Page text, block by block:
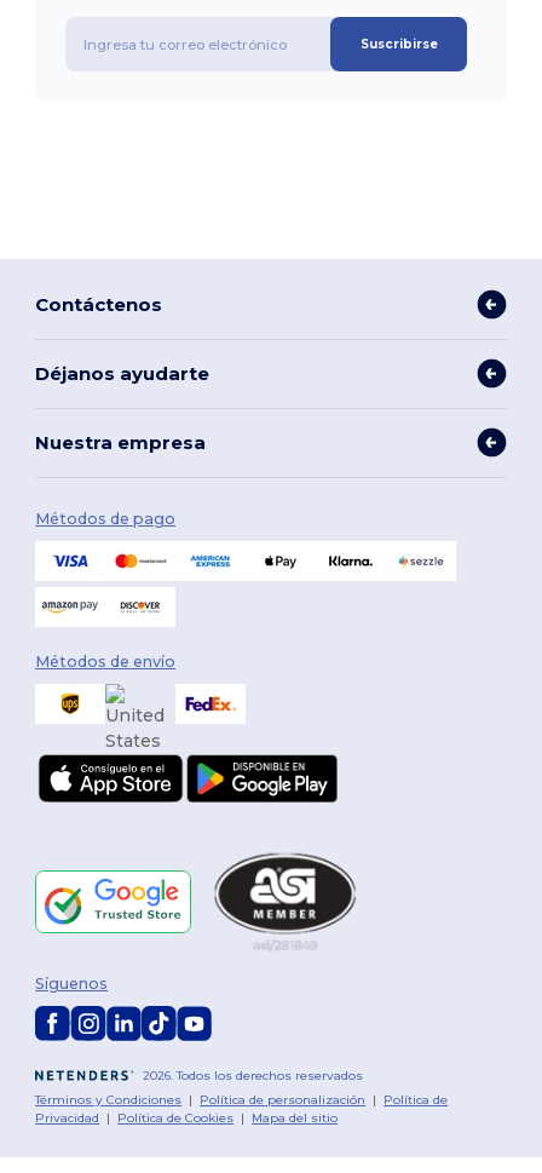
Suscribirse
Contáctenos
Déjanos ayudarte
Nuestra empresa
Métodos de pago
Métodos de envío
2026. Todos los derechos reservados
Términos y Condiciones | Política de personalización | Política de
Privacidad | Política de Cookies | Mapa del sitio
Síguenos